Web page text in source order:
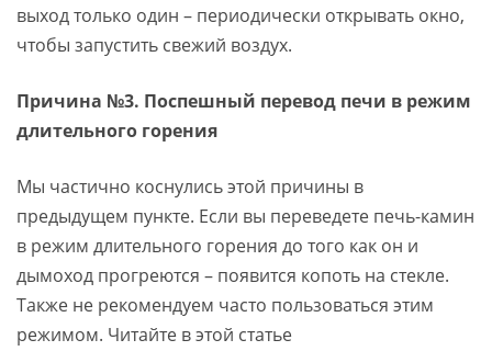
выход только один – периодически открывать окно,
чтобы запустить свежий воздух.
Причина №3. Поспешный перевод печи в режим
длительного горения
Мы частично коснулись этой причины в
предыдущем пункте. Если вы переведете печь-камин
в режим длительного горения до того как он и
дымоход прогреются – появится копоть на стекле.
Также не рекомендуем часто пользоваться этим
режимом. Читайте в этой статье